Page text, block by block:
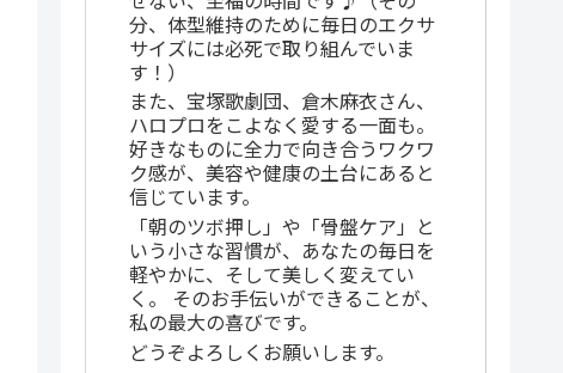
分、体型維持のために毎日のエクサ
サイズには必死で取り組んでいま
す！）
また、宝塚歌劇団、倉木麻衣さん、
ハロプロをこよなく愛する一面も。
好きなものに全力で向き合うワクワ
ク感が、美容や健康の土台にあると
信じています。
「朝のツボ押し」や「骨盤ケア」と
いう小さな習慣が、あなたの毎日を
軽やかに、そして美しく変えてい
く。 そのお手伝いができることが、
私の最大の喜びです。
どうぞよろしくお願いします。